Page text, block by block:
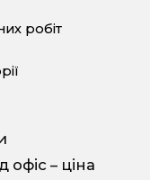
робіт
офіс – ціна